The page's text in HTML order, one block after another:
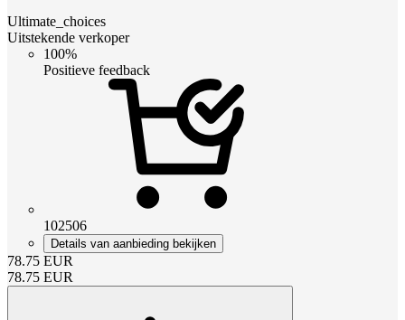
Ultimate_choices
Uitstekende verkoper
100%
Positieve feedback
102506
Details van aanbieding bekijken
78.75 EUR
78.75 EUR